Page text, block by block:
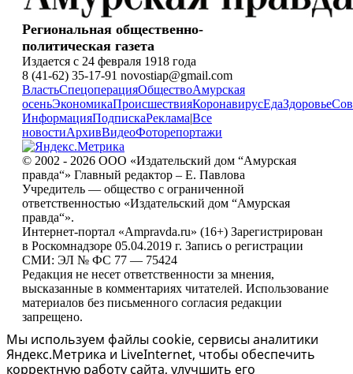
Региональная общественно-
политическая газета
Издается с 24 февраля 1918 года
8 (41-62) 35-17-91 novostiap@gmail.com
ВластьСпецоперацияОбществоАмурская
осеньЭкономикаПроисшествияКоронавирусЕдаЗдоровье
ИнформацияПодпискаРеклама|Все
новостиАрхивВидеоФоторепортажи
© 2002 - 2026 ООО «Издательский дом “Амурская
правда“» Главный редактор – Е. Павлова
Учредитель — общество с ограниченной
ответственностью «Издательский дом “Амурская
правда“».
Интернет-портал «Ampravda.ru» (16+) Зарегистрирован
в Роскомнадзоре 05.04.2019 г. Запись о регистрации
СМИ: ЭЛ № ФС 77 — 75424
Редакция не несет ответственности за мнения,
высказанные в комментариях читателей. Использование
материалов без письменного согласия редакции
запрещено.
Мы используем файлы cookie, сервисы аналитики
Яндекс.Метрика и LiveInternet, чтобы обеспечить
корректную работу сайта, улучшить его